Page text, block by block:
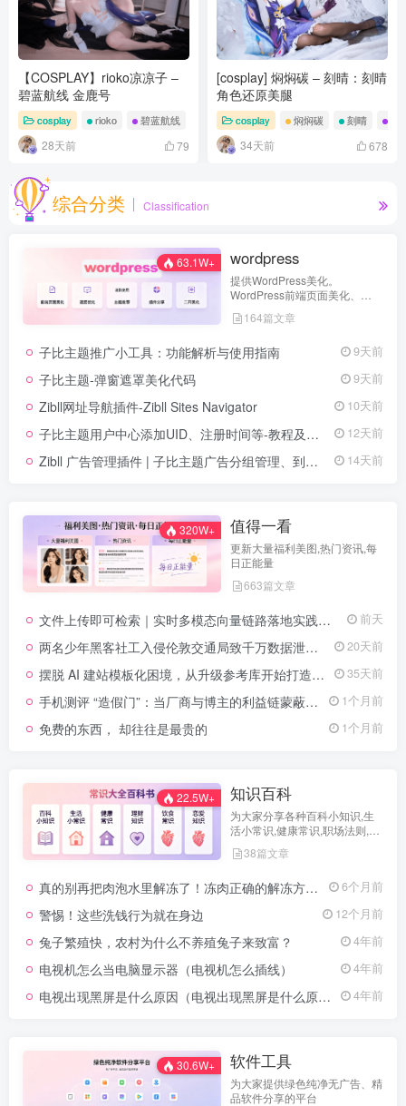
【COSPLAY】rioko凉凉子 –
碧蓝航线 金鹿号
cosplay rioko 碧蓝航线
28天前 79
[cosplay] 焖焖碳 – 刻晴：刻晴
角色还原美腿
cosplay 焖焖碳 刻晴
34天前 678
综合分类 Classification
63.1W+ wordpress
提供WordPress美化。
WordPress前端页面美化、
WordPress进阶使用、
件分享、二开美化等。
164篇文章
子比主题推广小工具：功能解析与使用指南 9天前
子比主题-弹窗遮罩美化代码 9天前
Zibll网址导航插件-Zibll Sites Navigator 10天前
子比主题用户中心添加UID、注册时间等-教程及代码 12天前
Zibll 广告管理插件 | 子比主题广告分组管理、到期提醒自动挂载插件V1.5.11 14天前
320W+ 值得一看
更新大量福利美图,热门资讯,每
日正能量
663篇文章
文件上传即可检索｜实时多模态向量链路落地实践分享 前天
两名少年黑客社工入侵伦敦交通局致千万数据泄露，各获刑 5 年 6 个月 20天前
摆脱 AI 建站模板化困境，从升级参考库开始打造高级网站 35天前
手机测评 “造假门”：当厂商与博主的利益链蒙蔽了消费者的双眼 1个月前
免费的东西， 却往往是最贵的 1个月前
22.5W+ 知识百科
为大家分享各种百科小知识,生
活小常识,健康常识,职场法则,理
的常识大全百科书。
38篇文章
真的别再把肉泡水里解冻了！冻肉正确的解冻方法！ 6个月前
警惕！这些洗钱行为就在身边 12个月前
兔子繁殖快，农村为什么不养殖兔子来致富？ 4年前
电视机怎么当电脑显示器（电视机怎么插线） 4年前
电视出现黑屏是什么原因（电视出现黑屏是什么原因） 4年前
30.6W+ 软件工具
为大家提供绿色纯净无广告、精
品软件分享的平台